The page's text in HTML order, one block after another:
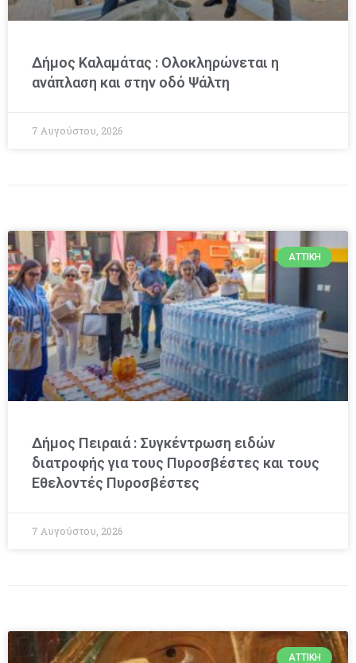
Δήμος Καλαμάτας : Ολοκληρώνεται η
ανάπλαση και στην οδό Ψάλτη
7 Αυγούστου, 2026
ΑΤΤΙΚΉ
Δήμος Πειραιά : Συγκέντρωση ειδών
διατροφής για τους Πυροσβέστες και τους
Εθελοντές Πυροσβέστες
7 Αυγούστου, 2026
ΑΤΤΙΚΉ